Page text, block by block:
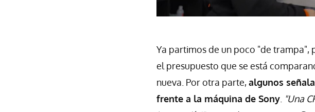
Ya partimos de un poco "de trampa",
el presupuesto que se está
nueva. Por otra parte,algunos
frente a la máquina de Sony "Una